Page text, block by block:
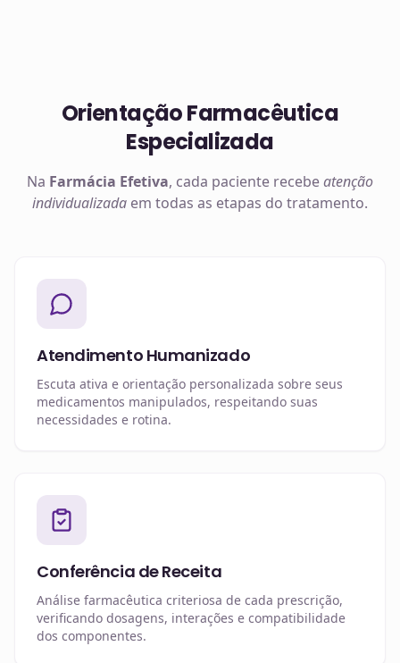
Orientação Farmacêutica
Especializada
Na Farmácia Efetiva, cada paciente recebeatenção
individualizada em todas as etapas do tratamento.
Atendimento Humanizado
Escuta ativa e orientação personalizada sobre seus
medicamentos manipulados, respeitando suas
necessidades e rotina.
Conferência de Receita
Análise farmacêutica criteriosa de cada prescrição,
verificando dosagens, interações e compatibilidade
dos componentes.